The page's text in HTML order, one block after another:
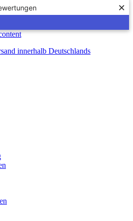
×
innerhalb Deutschlands